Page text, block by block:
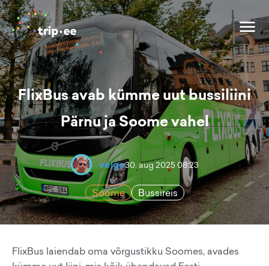
FlixBus avab kümme uut bussiliini
Pärnu ja Soome vahel
veigo30. aug 2025 08:23
Soome Bussireis
FlixBus laiendab oma võrgustikku Soomes, avades